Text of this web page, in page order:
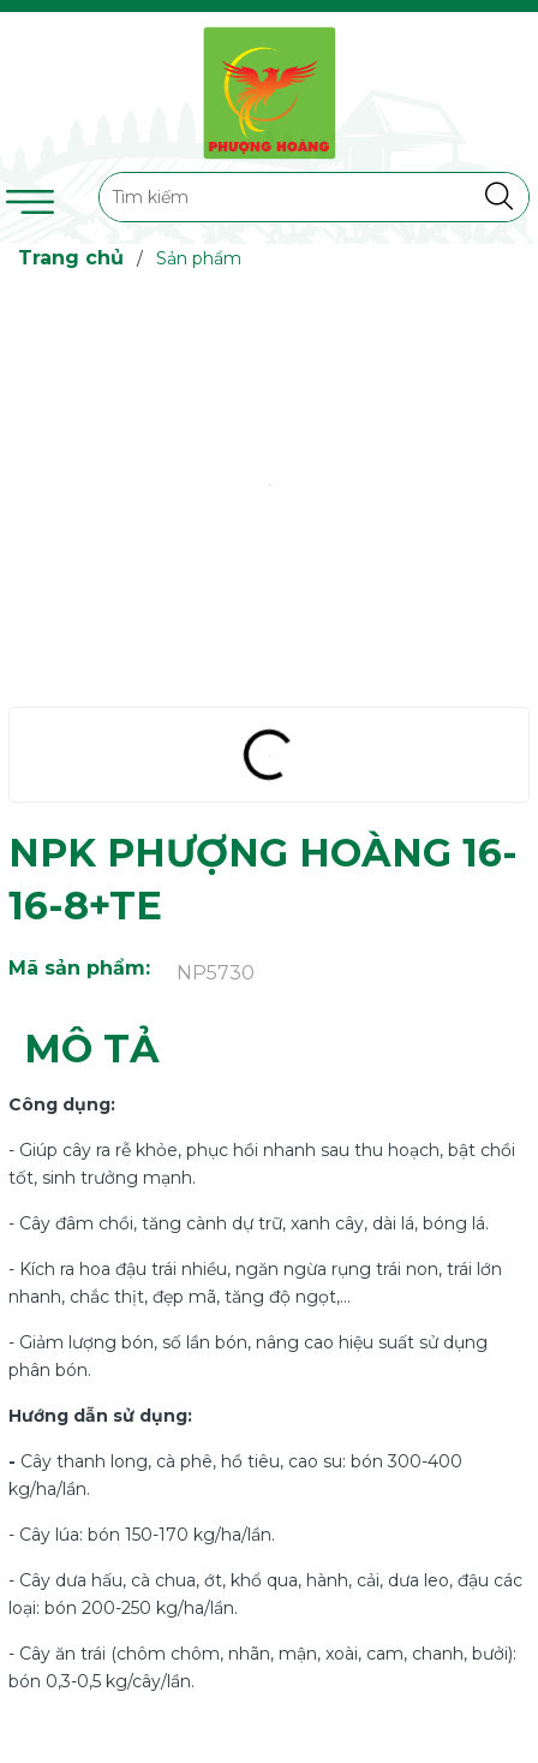
Trang chủ / Sản phẩm
NPK PHƯỢNG HOÀNG 16-
16-8+TE
Mã sản phẩm: NP5730
MÔ TẢ
Công dụng:
- Giúp cây ra rễ khỏe, phục hồi nhanh sau thu hoạch, bật chồi
tốt, sinh trưởng mạnh.
- Cây đâm chồi, tăng cành dự trữ, xanh cây, dài lá, bóng lá.
- Kích ra hoa đậu trái nhiều, ngăn ngừa rụng trái non, trái lớn
nhanh, chắc thịt, đẹp mã, tăng độ ngọt,...
- Giảm lượng bón, số lần bón, nâng cao hiệu suất sử dụng
phân bón.
Hướng dẫn sử dụng:
- Cây thanh long, cà phê, hồ tiêu, cao su: bón 300-400
kg/ha/lần.
- Cây lúa: bón 150-170 kg/ha/lần.
- Cây dưa hấu, cà chua, ớt, khổ qua, hành, cải, dưa leo, đậu các
loại: bón 200-250 kg/ha/lần.
- Cây ăn trái (chôm chôm, nhãn, mận, xoài, cam, chanh, bưởi):
bón 0,3-0,5 kg/cây/lần.